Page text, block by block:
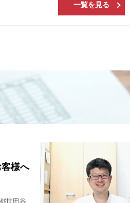
ト集客はAIに丸投げセミナー
一覧を見る
様へ
世田谷